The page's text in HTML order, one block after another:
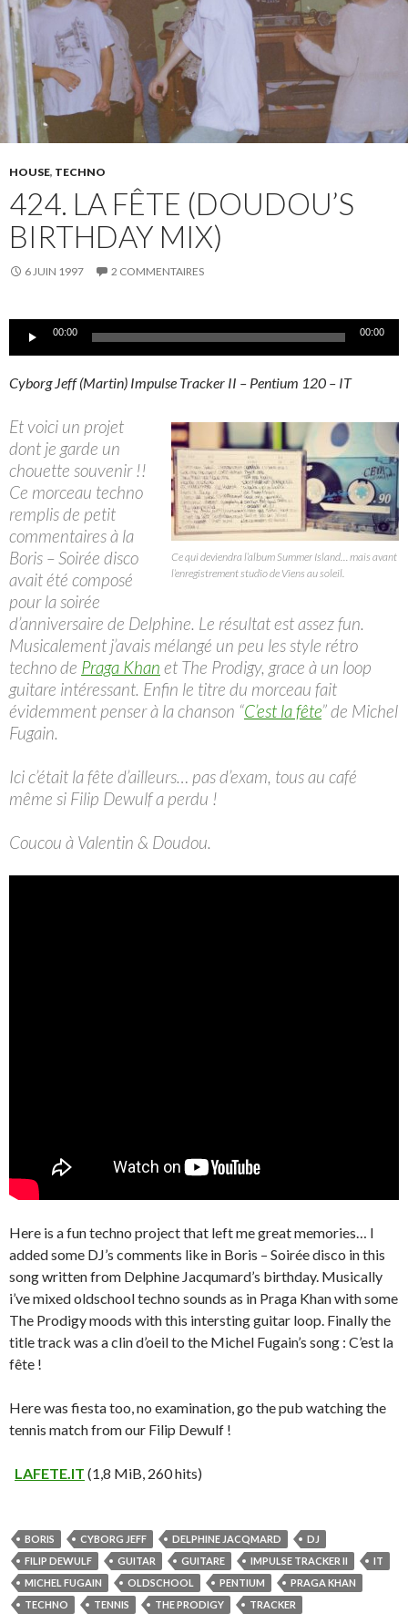
HOUSE, TECHNO
424. LA FÊTE (DOUDOU’S
BIRTHDAY MIX)
6 JUIN 1997 2 COMMENTAIRES
Lecteur00:00 00:00
Cyborg Jeff (Martin) Impulse Tracker II – Pentium 120 – IT
Ce qui deviendra l’album Summer Island… mais avant
l’enregistrement studio de Viens au soleil.
Et voici un projet
dont je garde un
chouette souvenir !!
Ce morceau techno
remplis de petit
commentaires à la
Boris – Soirée disco
avait été composé
pour la soirée
d’anniversaire de Delphine. Le résultat est assez fun.
Musicalement j’avais mélangé un peu les style rétro
techno de Praga Khan et The Prodigy, grace à un loop
guitare intéressant. Enfin le titre du morceau fait
évidemment penser à la chanson “C’est la fête” de Michel
Fugain.
Ici c’était la fête d’ailleurs… pas d’exam, tous au café
même si Filip Dewulf a perdu !
Coucou à Valentin & Doudou.
Here is a fun techno project that left me great memories… I
added some DJ’s comments like in Boris – Soirée disco in this
song written from Delphine Jacqumard’s birthday. Musically
i’ve mixed oldschool techno sounds as in Praga Khan with some
The Prodigy moods with this intersting guitar loop. Finally the
title track was a clin d’oeil to the Michel Fugain’s song : C’est la
fête !
Here was fiesta too, no examination, go the pub watching the
tennis match from our Filip Dewulf !
LAFETE.IT (1,8 MiB, 260 hits)
BORIS CYBORG JEFF DELPHINE JACQMARD
DJ
FILIP DEWULF
GUITAR GUITARE IMPULSE TRACKER II
IT
MICHEL FUGAIN
OLDSCHOOL PENTIUM
PRAGA KHAN
TECHNO
TENNIS THE PRODIGY TRACKER